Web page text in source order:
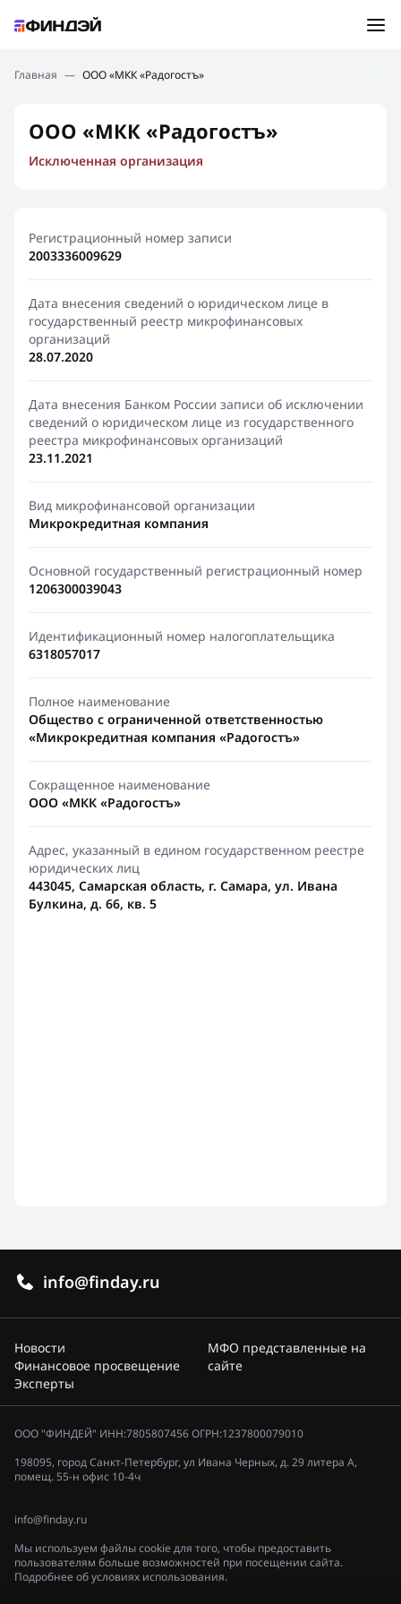
Подбор займа
Новости
Финансовое просвещение
Главная — ООО «МКК «Радогостъ»
ООО «МКК «Радогостъ»
Исключенная организация
Регистрационный номер записи
2003336009629
Дата внесения сведений о юридическом лице в
государственный реестр микрофинансовых
организаций
28.07.2020
Дата внесения Банком России записи об исключении
сведений о юридическом лице из государственного
реестра микрофинансовых организаций
23.11.2021
Вид микрофинансовой организации
Микрокредитная компания
Основной государственный регистрационный номер
1206300039043
Идентификационный номер налогоплательщика
6318057017
Полное наименование
Общество с ограниченной ответственностью
«Микрокредитная компания «Радогостъ»
Сокращенное наименование
ООО «МКК «Радогостъ»
Адрес, указанный в едином государственном реестре
юридических лиц
443045, Самарская область, г. Самара, ул. Ивана
Булкина, д. 66, кв. 5
info@finday.ru
Новости
Финансовое просвещение
Эксперты
МФО представленные на
сайте
ООО "ФИНДЕЙ" ИНН:7805807456 ОГРН:1237800079010
198095, город Санкт-Петербург, ул Ивана Черных, д. 29 литера А,
помещ. 55-н офис 10-4ч
info@finday.ru
Мы используем файлы cookie для того, чтобы предоставить
пользователям больше возможностей при посещении сайта.
Подробнее об условиях использования.
Ошибка:Контактная форма не найдена.
Спасибо, что написали нам
Мы свяжемся с Вами в ближайшее время и сообщим
результат
Отправить новый запрос